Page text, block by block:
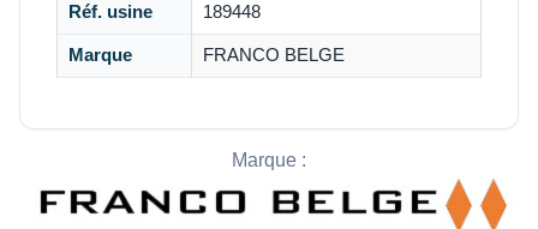
Réf. usine 189448
Marque FRANCO BELGE
Marque :